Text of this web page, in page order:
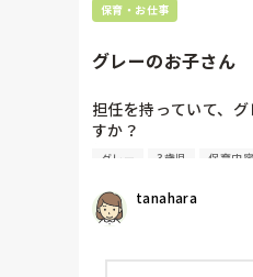
保育・お仕事
グレーのお子さん
担任を持っていて、
すか？
年少で、４月生まれ
衝動的に他の子に手
になるように呼びつけ
きてくんなきゃだめ
て！と蹴ったりしま
グレー 3歳児 保育内容
tanahara